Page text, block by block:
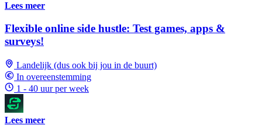
Lees meer
Flexible online side hustle: Test games, apps &
surveys!
Landelijk (dus ook bij jou in de buurt)
In overeenstemming
1 - 40 uur per week
Lees meer